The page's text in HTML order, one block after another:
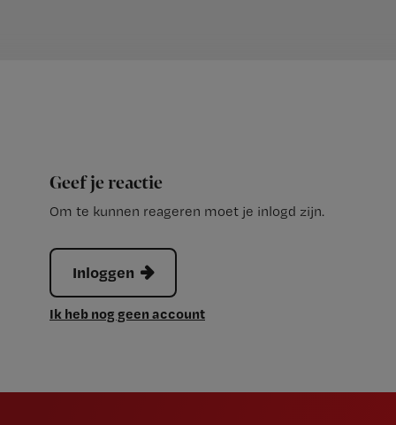
Geef je reactie
Om te kunnen reageren moet je inlogd zijn.
Inloggen
Ik heb nog geen account